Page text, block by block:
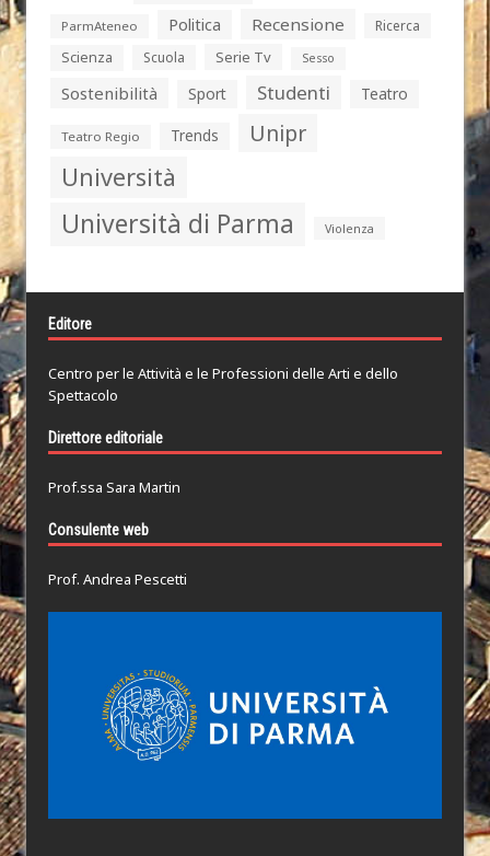
ParmAteneo Politica Recensione
Ricerca
Scienza
Scuola Serie Tv Sesso
Sostenibilità Sport Studenti Teatro
Teatro Regio Trends Unipr
Università
Università di Parma Violenza
Editore
Centro per le Attività e le Professioni delle Arti e dello
Spettacolo
Direttore editoriale
Prof.ssa Sara Martin
Consulente web
Prof. Andrea Pescetti